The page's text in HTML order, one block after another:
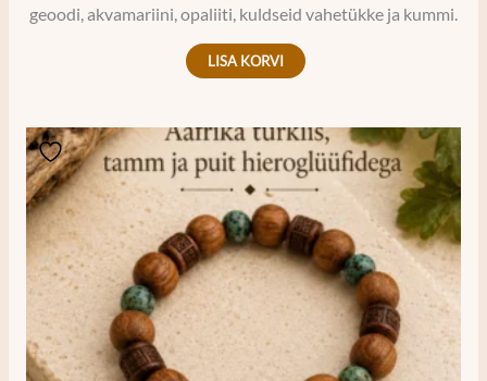
geoodi, akvamariini, opaliiti, kuldseid vahetükke ja kummi.
LISA KORVI